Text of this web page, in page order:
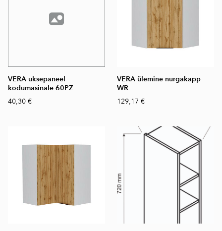
VERA uksepaneel
kodumasinale 60PZ
40,30 €
VERA ülemine nurgakapp
WR
129,17 €